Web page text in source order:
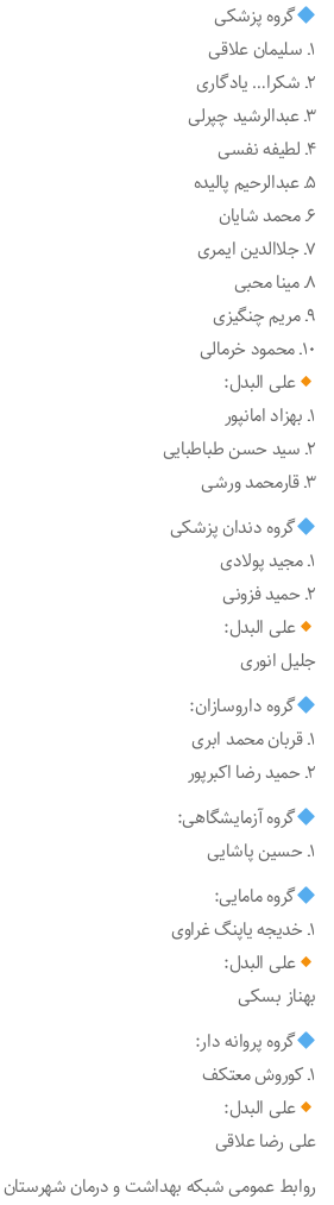
گروه پزشکی
۱ـ سلیمان علاقی
۲ـ شکرا… یادگاری
۳ـ عبدالرشید چپرلی
۴ـ لطیفه نفسی
۵ـ عبدالرحیم پالیده
۶ـ محمد شایان
۷ـ جلاالدین ایمری
۸ـ مینا محبی
۹ـ مریم چنگیزی
۱۰ـ محمود خرمالی
علی البدل:
۱ـ بهزاد امانپور
۲ـ سید حسن طباطبایی
۳ـ قارمحمد ورشی
گروه دندان پزشکی
۱ـ مجید پولادی
۲ـ حمید فزونی
علی البدل:
جلیل انوری
گروه داروسازان:
۱ـ قربان محمد ابری
۲ـ حمید رضا اکبرپور
گروه آزمایشگاهی:
۱ـ حسین پاشایی
گروه مامایی:
۱ـ خدیجه یاپنگ غراوی
علی البدل:
بهناز بسکی
گروه پروانه دار:
۱ـ کوروش معتکف
علی البدل:
علی رضا علاقی
روابط عمومی شبکه بهداشت و درمان